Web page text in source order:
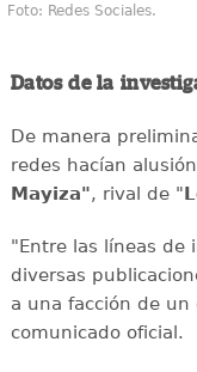
Foto: Redes Sociales.
Datos de la
De manera
redes hacían
Mayiza", rival de "
"Entre las líneas de
diversas
a una facción de
comunicado oficial.